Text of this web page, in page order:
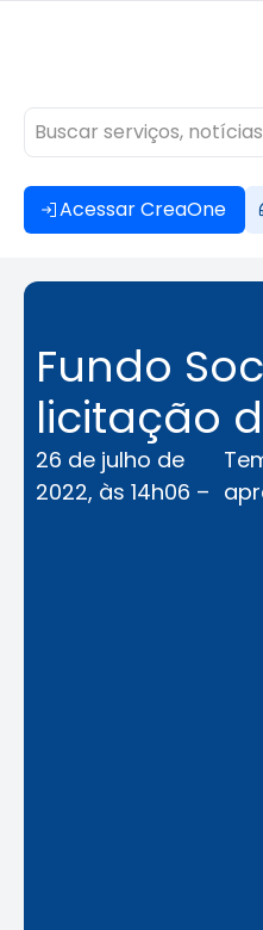
Acessar CreaOne
Fundo
licitação
26 de julho de
2022, às 14h06 –